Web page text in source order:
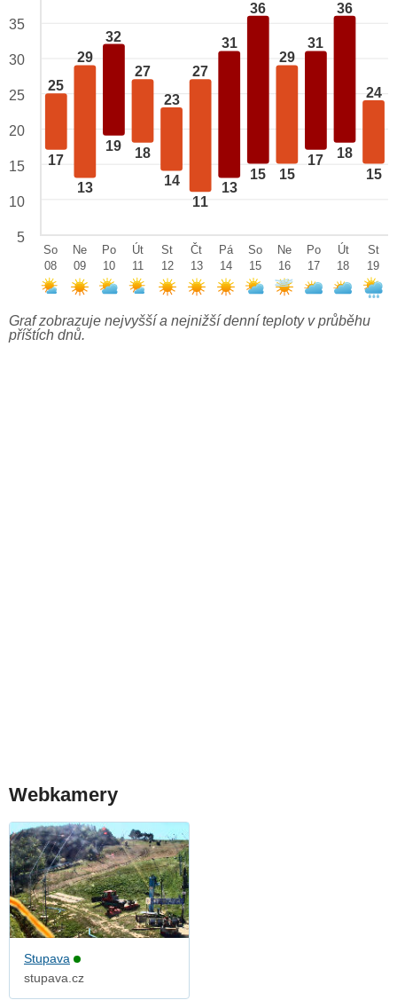
25
17
29
13
32
19
27
18
23
14
27
11
31
13
36
15
29
15
31
17
36
18
24
15
35
30
25
20
15
10
5
So
08
Ne
09
Po
10
Út
11
St
12
Čt
13
Pá
14
So
15
Ne
16
Po
17
Út
18
St
19
Graf zobrazuje nejvyšší a nejnižší denní teploty v průběhu
příštích dnů.
Webkamery
Stupava
stupava.cz